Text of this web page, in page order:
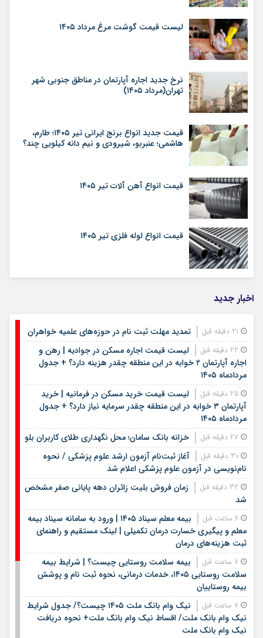
لیست قیمت گوشت مرغ مرداد ۱۴۰۵
نرخ جدید اجاره آپارتمان در مناطق جنوبی شهر
تهران(مرداد ۱۴۰۵)
قیمت جدید انواع برنج ایرانی تیر ۱۴۰۵؛ طارم،
هاشمی؛ عنبربو، شیرودی و نیم دانه کیلویی چند؟
قیمت انواع آهن آلات تیر ۱۴۰۵
قیمت انواع لوله فلزی تیر ۱۴۰۵
اخبار جدید
تمدید مهلت ثبت نام در حوزه‌های علمیه خواهران
لیست قیمت اجاره مسکن در جوادیه | رهن و
اجاره آپارتمان ۲ خوابه در این منطقه چقدر هزینه دارد؟ + جدول
مردادماه ۱۴۰۵
لیست قیمت خرید مسکن در فرمانیه | خرید
آپارتمان ۳ خوابه در این منطقه چقدر سرمایه نیاز دارد؟ + جدول
مردادماه ۱۴۰۵
خزانه بانک سامان؛ محل نگهداری طلای کاربران بلو
آغاز ثبت‌نام آزمون ارشد علوم پزشکی / نحوه
نام‌نویسی در آزمون علوم پزشکی اعلام شد
زمان فروش بلیت زائران دهه پایانی صفر مشخص
شد
بیمه معلم سیناد ۱۴۰۵ | ورود به سامانه سیناد بیمه
معلم و پیگیری خسارت درمان تکمیلی | لینک مستقیم و راهنمای
ثبت هزینه‌های درمان
بیمه سلامت روستایی چیست؟ | شرایط بیمه
سلامت روستایی ۱۴۰۵، خدمات درمانی، نحوه ثبت نام و پوشش
بیمه روستاییان
نیک وام بانک ملت ۱۴۰۵ چیست؟/ جدول شرایط
نیک وام بانک ملت/ اقساط نیک وام بانک ملت+ نحوه دریافت
نیک وام بانک ملت